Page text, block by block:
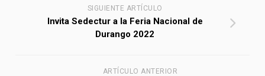
SIGUIENTE ARTÍCULO
Invita Sedectur a la Feria Nacional de
Durango 2022
ARTÍCULO ANTERIOR